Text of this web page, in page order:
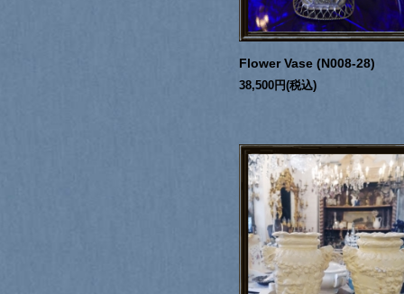
Flower Vase (N008-28)
38,500円(税込)